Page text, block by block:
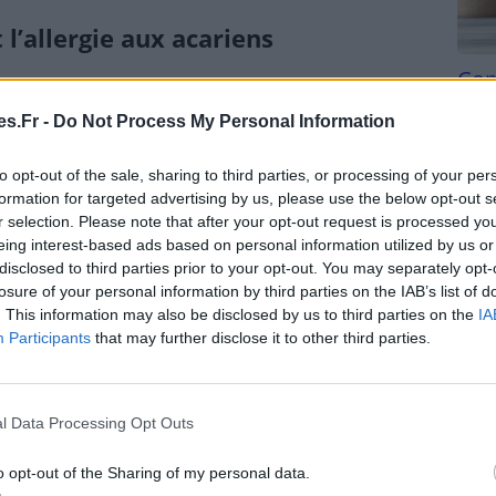
- Do Not Process My Personal Information
opt-out of the sale, sharing to third parties, or processing of your
for targeted advertising by us, please use the below opt-out
selection. Please note that after your opt-out request is processed
interest-based ads based on personal information utilized by us
to third parties prior to your opt-out. You may separately
of your personal information by third parties on the IAB’s list of
This information may also be disclosed by us to third parties on the
Participants that may further disclose it to other third parties.
Data Processing Opt Outs
opt-out of the Sharing of my personal data.
aux acariens
de l’allergie aux acariens,
acariens préfèrent un environnement humide,
à 50 %.
mauvaise ventilation favorise la accumulation de
: les animaux domestiques peuvent
des acariens.
acariens
généralement basé sur les symptômes et sur
médecin peut également demander des tests
diagnostic.
Tri
du